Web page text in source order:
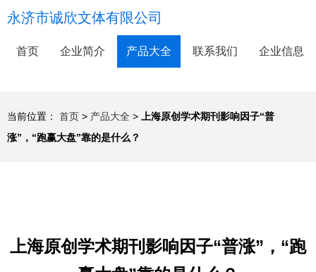
永济市诚欣文体有限公司
首页 企业简介 产品大全 联系我们 企业信息
当前位置： 首页 > 产品大全 >
上海原创学术期刊影响因子“普
涨”，“跑赢大盘”靠的是什么？
上海原创学术期刊影响因子“普涨”，“跑